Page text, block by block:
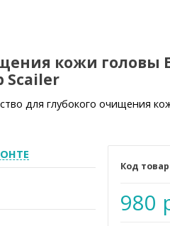
кожи головы
Scailer
для глубокого очищения
980